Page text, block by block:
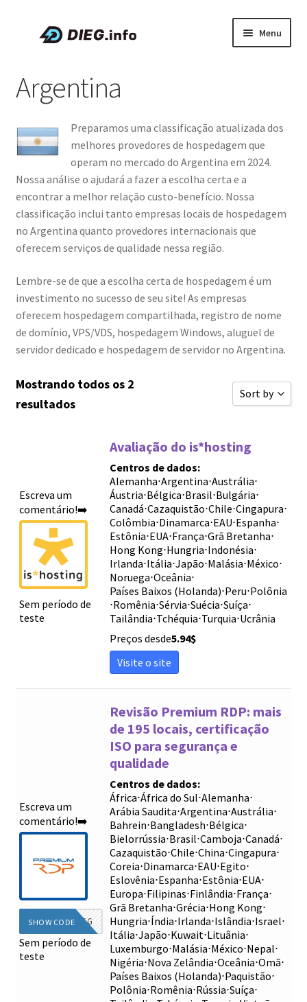
conteúdo
Menu
Sobre a DIEG
Cupons e Promoções
Português
Argentina
Preparamos uma classificação atualizada dos
melhores provedores de hospedagem que
operam no mercado do Argentina em 2024.
Nossa análise o ajudará a fazer a escolha certa e a
encontrar a melhor relação custo-benefício. Nossa
classificação inclui tanto empresas locais de hospedagem
no Argentina quanto provedores internacionais que
oferecem serviços de qualidade nessa região.
Lembre-se de que a escolha certa de hospedagem é um
investimento no sucesso de seu site! As empresas
oferecem hospedagem compartilhada, registro de nome
de domínio, VPS/VDS, hospedagem Windows, aluguel de
servidor dedicado e hospedagem de servidor no Argentina.
Mostrando todos os 2
resultados
Sort by
Ordenar
Ordenar por
Novas
Ordenar por
Ordenar por
Sort by
Escreva um
comentário!➡️
Sem período de
teste
Avaliação do is*hosting
Centros de dados:
Alemanha⋅Argentina⋅Austrália⋅
Áustria⋅Bélgica⋅Brasil⋅Bulgária⋅
Canadá⋅Cazaquistão⋅Chile⋅Cingapura⋅
Colômbia⋅Dinamarca⋅EAU⋅Espanha⋅
Estônia⋅EUA⋅França⋅Grã Bretanha⋅
Hong Kong⋅Hungria⋅Indonésia⋅
Irlanda⋅Itália⋅Japão⋅Malásia⋅México⋅
Noruega⋅Oceânia⋅
Países Baixos (Holanda)⋅Peru⋅Polônia
⋅Romênia⋅Sérvia⋅Suécia⋅Suíça⋅
Tailândia⋅Tchéquia⋅Turquia⋅Ucrânia
Preços desde5.94$
Visite o site
Escreva um
comentário!➡️
DIEG
SHOW CODE
Sem período de
teste
Revisão Premium RDP: mais
de 195 locais, certificação
ISO para segurança e
qualidade
Centros de dados:
África⋅África do Sul⋅Alemanha⋅
Arábia Saudita⋅Argentina⋅Austrália⋅
Bahrein⋅Bangladesh⋅Bélgica⋅
Bielorrússia⋅Brasil⋅Camboja⋅Canadá⋅
Cazaquistão⋅Chile⋅China⋅Cingapura⋅
Coreia⋅Dinamarca⋅EAU⋅Egito⋅
Eslovênia⋅Espanha⋅Estônia⋅EUA⋅
Europa⋅Filipinas⋅Finlândia⋅França⋅
Grã Bretanha⋅Grécia⋅Hong Kong⋅
Hungria⋅Índia⋅Irlanda⋅Islândia⋅Israel⋅
Itália⋅Japão⋅Kuwait⋅Lituânia⋅
Luxemburgo⋅Malásia⋅México⋅Nepal⋅
Nigéria⋅Nova Zelândia⋅Oceânia⋅Omã⋅
Países Baixos (Holanda)⋅Paquistão⋅
Polônia⋅Romênia⋅Rússia⋅Suíça⋅